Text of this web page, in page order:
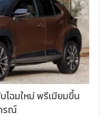
โฉมใหม่ พรีเมียมขึ้น
รณ์